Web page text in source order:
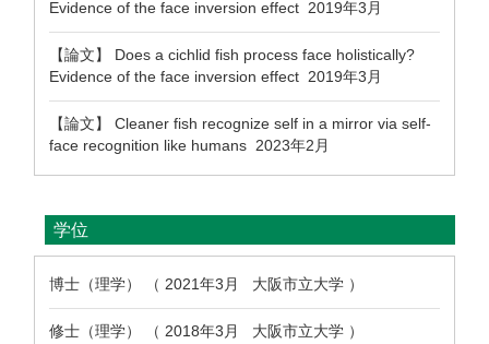
Evidence of the face inversion effect 2019年3月
【論文】 Does a cichlid fish process face holistically?
Evidence of the face inversion effect 2019年3月
【論文】 Cleaner fish recognize self in a mirror via self-
face recognition like humans 2023年2月
学位
博士（理学） （ 2021年3月 大阪市立大学 ）
修士（理学） （ 2018年3月 大阪市立大学 ）